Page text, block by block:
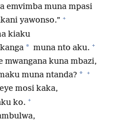
emvimba muna mpasi
yawonso.” +
kiaku
* muna nto aku. +
mwangana kuna mbazi,
muna ntanda? * +
mosi kaka,
ko. +